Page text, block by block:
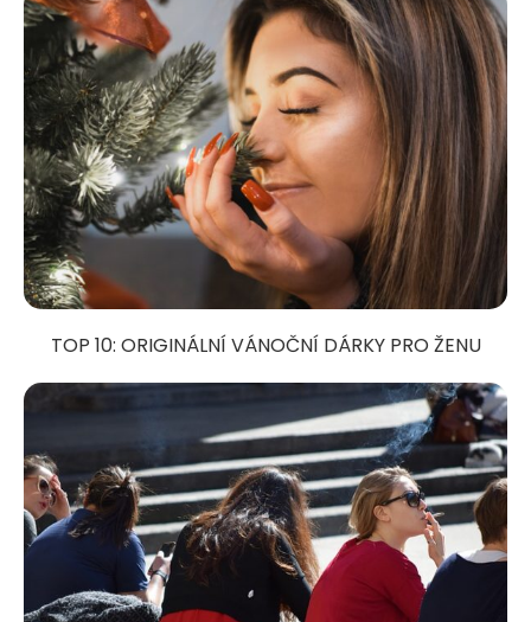
TOP 10: ORIGINÁLNÍ VÁNOČNÍ DÁRKY PRO ŽENU